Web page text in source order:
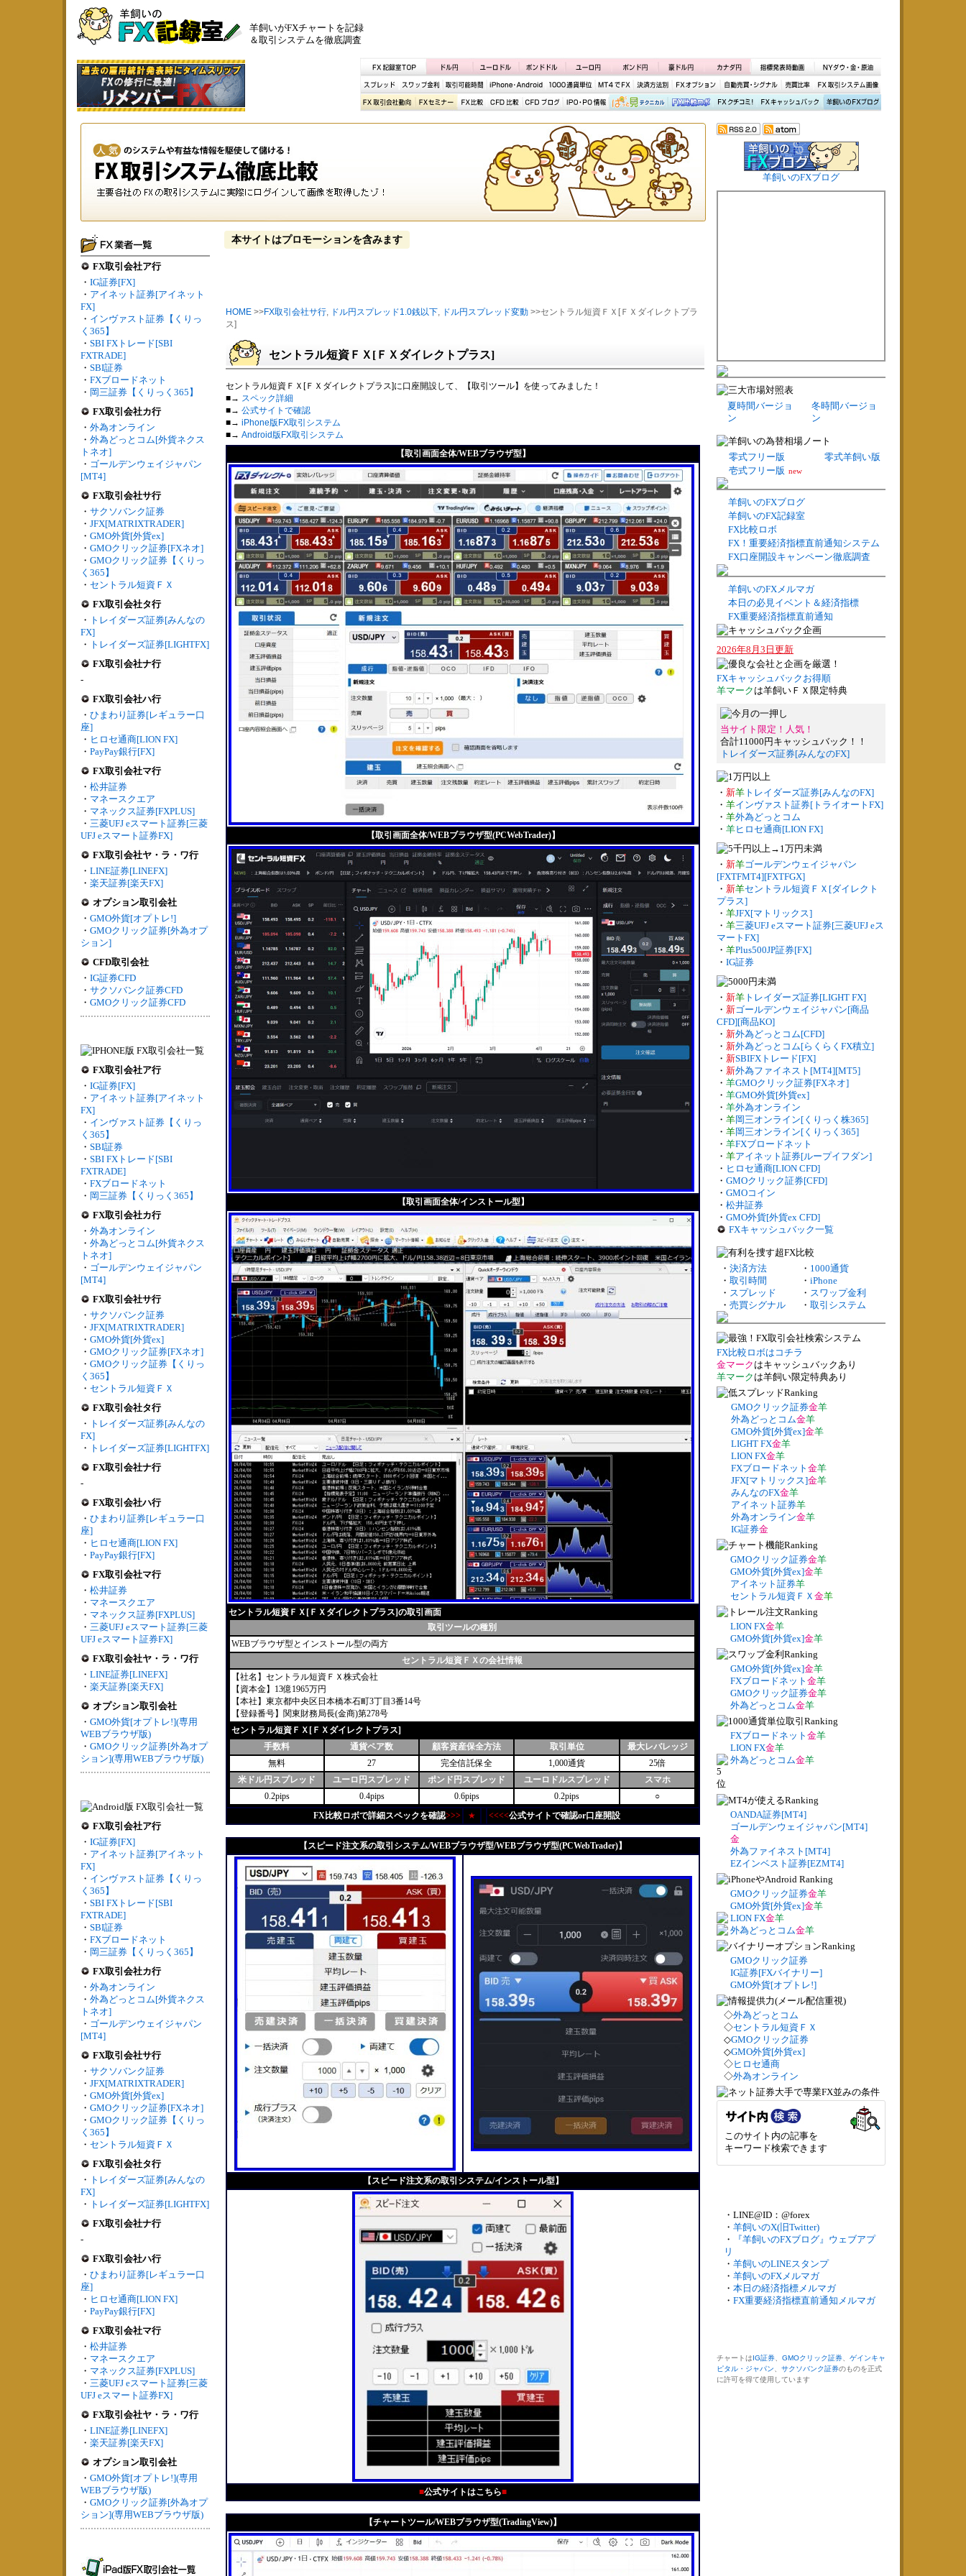
羊飼いがFXチャートを記録
＆取引システムを徹底調査
FX取引会社ア行
・ IG証券[FX]
・ アイネット証券[アイネット
FX]
・ インヴァスト証券【くりっ
く365】
・ SBI FXトレード[SBI
FXTRADE]
・ SBI証券
・ FXブロードネット
・ 岡三証券【くりっく365】
FX取引会社カ行
・ 外為オンライン
・ 外為どっとコム[外貨ネクス
トネオ]
・ ゴールデンウェイジャパン
[MT4]
FX取引会社サ行
・ サクソバンク証券
・ JFX[MATRIXTRADER]
・ GMO外貨[外貨ex]
・ GMOクリック証券[FXネオ]
・ GMOクリック証券【くりっ
く365】
・ セントラル短資ＦＸ
FX取引会社タ行
・ トレイダーズ証券[みんなの
FX]
・ トレイダーズ証券[LIGHTFX]
FX取引会社ナ行
-
FX取引会社ハ行
・ ひまわり証券[レギュラー口
座]
・ ヒロセ通商[LION FX]
・ PayPay銀行[FX]
FX取引会社マ行
・ 松井証券
・ マネースクエア
・ マネックス証券[FXPLUS]
・ 三菱UFJ eスマート証券[三菱
UFJ eスマート証券FX]
FX取引会社ヤ・ラ・ワ行
・ LINE証券[LINEFX]
・ 楽天証券[楽天FX]
オプション取引会社
・ GMO外貨[オプトレ!]
・ GMOクリック証券[外為オプ
ション]
CFD取引会社
・ IG証券CFD
・ サクソバンク証券CFD
・ GMOクリック証券CFD
FX取引会社ア行
・ IG証券[FX]
・ アイネット証券[アイネット
FX]
・ インヴァスト証券【くりっ
く365】
・ SBI証券
・ SBI FXトレード[SBI
FXTRADE]
・ FXブロードネット
・ 岡三証券【くりっく365】
FX取引会社カ行
・ 外為オンライン
・ 外為どっとコム[外貨ネクス
トネオ]
・ ゴールデンウェイジャパン
[MT4]
FX取引会社サ行
・ サクソバンク証券
・ JFX[MATRIXTRADER]
・ GMO外貨[外貨ex]
・ GMOクリック証券[FXネオ]
・ GMOクリック証券【くりっ
く365】
・ セントラル短資ＦＸ
FX取引会社タ行
・ トレイダーズ証券[みんなの
FX]
・ トレイダーズ証券[LIGHTFX]
FX取引会社ナ行
-
FX取引会社ハ行
・ ひまわり証券[レギュラー口
座]
・ ヒロセ通商[LION FX]
・ PayPay銀行[FX]
FX取引会社マ行
・ 松井証券
・ マネースクエア
・ マネックス証券[FXPLUS]
・ 三菱UFJ eスマート証券[三菱
UFJ eスマート証券FX]
FX取引会社ヤ・ラ・ワ行
・ LINE証券[LINEFX]
・ 楽天証券[楽天FX]
オプション取引会社
・ GMO外貨[オプトレ!](専用
WEBブラウザ版)
・ GMOクリック証券[外為オプ
ション](専用WEBブラウザ版)
FX取引会社ア行
・ IG証券[FX]
・ アイネット証券[アイネット
FX]
・ インヴァスト証券【くりっ
く365】
・ SBI FXトレード[SBI
FXTRADE]
・ SBI証券
・ FXブロードネット
・ 岡三証券【くりっく365】
FX取引会社カ行
・ 外為オンライン
・ 外為どっとコム[外貨ネクス
トネオ]
・ ゴールデンウェイジャパン
[MT4]
FX取引会社サ行
・ サクソバンク証券
・ JFX[MATRIXTRADER]
・ GMO外貨[外貨ex]
・ GMOクリック証券[FXネオ]
・ GMOクリック証券【くりっ
く365】
・ セントラル短資ＦＸ
FX取引会社タ行
・ トレイダーズ証券[みんなの
FX]
・ トレイダーズ証券[LIGHTFX]
FX取引会社ナ行
-
FX取引会社ハ行
・ ひまわり証券[レギュラー口
座]
・ ヒロセ通商[LION FX]
・ PayPay銀行[FX]
FX取引会社マ行
・ 松井証券
・ マネースクエア
・ マネックス証券[FXPLUS]
・ 三菱UFJ eスマート証券[三菱
UFJ eスマート証券FX]
FX取引会社ヤ・ラ・ワ行
・ LINE証券[LINEFX]
・ 楽天証券[楽天FX]
オプション取引会社
・ GMO外貨[オプトレ!](専用
WEBブラウザ版)
・ GMOクリック証券[外為オプ
ション](専用WEBブラウザ版)
本サイトはプロモーションを含みます
HOME >>FX取引会社サ行, ドル円スプレッド1.0銭以下, ドル円スプレッド変動 >>セントラル短資ＦＸ[ＦＸダイレクトプラ
ス]
セントラル短資ＦＸ[ＦＸダイレクトプラス]
セントラル短資ＦＸ[ＦＸダイレクトプラス]に口座開設して、【取引ツール】を使ってみました！
■→ スペック詳細
■→ 公式サイトで確認
■→ iPhone版FX取引システム
■→ Android版FX取引システム
【取引画面全体/WEBブラウザ型】
【取引画面全体/WEBブラウザ型(PCWebTrader)】
【取引画面全体/インストール型】
セントラル短資ＦＸ[ＦＸダイレクトプラス]の取引画面
取引ツールの種別
WEBブラウザ型とインストール型の両方
セントラル短資ＦＸの会社情報
【社名】セントラル短資ＦＸ株式会社
【資本金】13億1965万円
【本社】東京都中央区日本橋本石町3丁目3番14号
【登録番号】関東財務局長(金商)第278号
セントラル短資ＦＸ[ＦＸダイレクトプラス]
手数料
通貨ペア数 顧客資産保全方法 取引単位
最大レバレッジ
無料
27 完全信託保全 1,000通貨
25倍
米ドル円スプレッド
ユーロ円スプレッド ポンド円スプレッド ユーロドルスプレッド
スマホ
0.2pips
0.4pips 0.6pips 0.2pips
○
FX比較ロボで詳細スペックを確認>>> ★ <<<<公式サイトで確認or口座開設
【スピード注文系の取引システム/WEBブラウザ型/WEBブラウザ型(PCWebTrader)】
【スピード注文系の取引システム/インストール型】
■公式サイトはこちら■
【チャートツール/WEBブラウザ型(TradingView)】
羊飼いのFXブログ
夏時間バージョ
ン
冬時間バージョ
ン
零式フリー版
零式羊飼い版
壱式フリー版 new
羊飼いのFXブログ
羊飼いのFX記録室
FX比較ロボ
FX！重要経済指標直前通知システム
FX口座開設キャンペーン徹底調査
羊飼いのFXメルマガ
本日の必見イベント＆経済指標
FX重要経済指標直前通知
2026年8月3日更新
FXキャッシュバックお得順
羊マーク は羊飼いＦＸ限定特典
当サイト限定！人気！
合計11000円キャッシュバック！！
トレイダーズ証券[みんなのFX]
・ 新羊 トレイダーズ証券[みんなのFX]
・ 羊インヴァスト証券[トライオートFX]
・ 羊外為どっとコム
・ 羊ヒロセ通商[LION FX]
・ 新羊ゴールデンウェイジャパン
[FXTFMT4][FXTFGX]
・ 新羊セントラル短資ＦＸ[ダイレクト
プラス]
・ 羊JFX[マトリックス]
・ 羊三菱UFJ eスマート証券[三菱UFJ eス
マートFX]
・ 羊Plus500JP証券[FX]
・ IG証券
・ 新羊 トレイダーズ証券[LIGHT FX]
・ 新ゴールデンウェイジャパン[商品
CFD][商品KO]
・ 新外為どっとコム[CFD]
・ 新外為どっとコム[らくらくFX積立]
・ 新SBIFXトレード[FX]
・ 新外為ファイネスト[MT4][MT5]
・ 羊GMOクリック証券[FXネオ]
・ 羊GMO外貨[外貨ex]
・ 羊外為オンライン
・ 羊岡三オンライン[くりっく株365]
・ 羊岡三オンライン[くりっく365]
・ 羊FXブロードネット
・ 羊アイネット証券[ループイフダン]
・ ヒロセ通商[LION CFD]
・ GMOクリック証券[CFD]
・ GMOコイン
・ 松井証券
・ GMO外貨[外貨ex CFD]
FXキャッシュバック一覧
・ 決済方法 ・ 1000通貨
・ 取引時間 ・ iPhone
・ スプレッド ・ スワップ金利
・ 売買シグナル ・ 取引システム
FX比較ロボはコチラ
金マーク はキャッシュバックあり
羊マーク は羊飼い限定特典あり
GMOクリック証券金羊
外為どっとコム金羊
GMO外貨[外貨ex]金羊
LIGHT FX金羊
LION FX金羊
FXブロードネット 金羊
JFX[マトリックス]金羊
みんなのFX金羊
アイネット証券羊
外為オンライン金羊
IG証券金
GMOクリック証券金羊
GMO外貨[外貨ex]金羊
アイネット証券羊
セントラル短資ＦＸ 金羊
LION FX金羊
GMO外貨[外貨ex]金羊
GMO外貨[外貨ex]金羊
FXブロードネット 金羊
GMOクリック証券金羊
外為どっとコム金羊
FXブロードネット 金羊
LION FX金羊
外為どっとコム金羊
OANDA証券[MT4]
ゴールデンウェイジャパン[MT4]
金
外為ファイネスト[MT4]
EZインベスト証券[EZMT4]
GMOクリック証券金羊
GMO外貨[外貨ex]金羊
LION FX金羊
外為どっとコム金羊
GMOクリック証券
IG証券[FXバイナリー]
GMO外貨[オプトレ!]
◇外為どっとコム
◇セントラル短資ＦＸ
◇GMOクリック証券
◇GMO外貨[外貨ex]
◇ヒロセ通商
◇外為オンライン
このサイト内の記事を
キーワード検索できます
・LINE@ID：@forex
・ 羊飼いのX(旧Twitter)
・
『羊飼いのFXブログ』ウェブアプ
リ
・ 羊飼いのLINEスタンプ
・ 羊飼いのFXメルマガ
・ 本日の経済指標メルマガ
・ FX重要経済指標直前通知メルマガ
チャートはIG証券 GMOクリック証券
ゲインキャ
ピタル・ジャパン
サクソバンク証券のものを正式
に許可を得て使用しています